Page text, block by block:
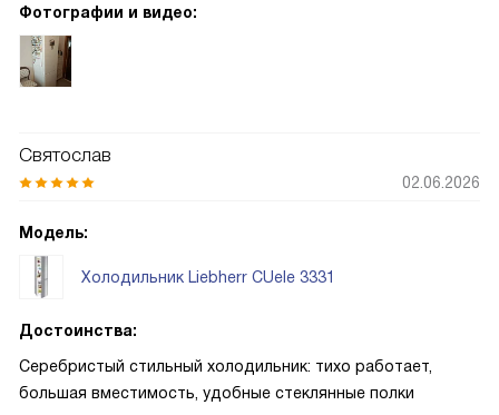
Фотографии и видео:
Святослав
02.06.2026
Модель:
Холодильник Liebherr CUele 3331
Достоинства:
Серебристый стильный холодильник: тихо работает,
большая вместимость, удобные стеклянные полки